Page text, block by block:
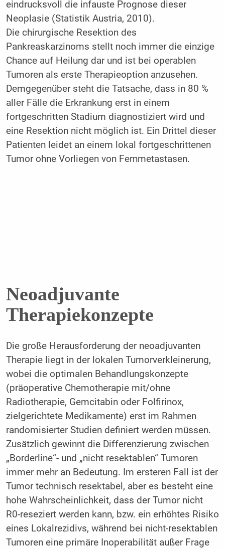
eindrucksvoll die infauste Prognose dieser
Neoplasie (Statistik Austria, 2010).
Die chirurgische Resektion des
Pankreaskarzinoms stellt noch immer die einzige
Chance auf Heilung dar und ist bei operablen
Tumoren als erste Therapieoption anzusehen.
Demgegenüber steht die Tatsache, dass in 80 %
aller Fälle die Erkrankung erst in einem
fortgeschritten Stadium diagnostiziert wird und
eine Resektion nicht möglich ist. Ein Drittel dieser
Patienten leidet an einem lokal fortgeschrittenen
Tumor ohne Vorliegen von Fernmetastasen.
Neoadjuvante
Therapiekonzepte
Die große Herausforderung der neoadjuvanten
Therapie liegt in der lokalen Tumorverkleinerung,
wobei die optimalen Behandlungskonzepte
(präoperative Chemotherapie mit/ohne
Radiotherapie, Gemcitabin oder Folfirinox,
zielgerichtete Medikamente) erst im Rahmen
randomisierter Studien definiert werden müssen.
Zusätzlich gewinnt die Differenzierung zwischen
„Borderline“- und „nicht resektablen“ Tumoren
immer mehr an Bedeutung. Im ersteren Fall ist der
Tumor technisch resektabel, aber es besteht eine
hohe Wahrscheinlichkeit, dass der Tumor nicht
R0-reseziert werden kann, bzw. ein erhöhtes Risiko
eines Lokalrezidivs, während bei nicht-resektablen
Tumoren eine primäre Inoperabilität außer Frage